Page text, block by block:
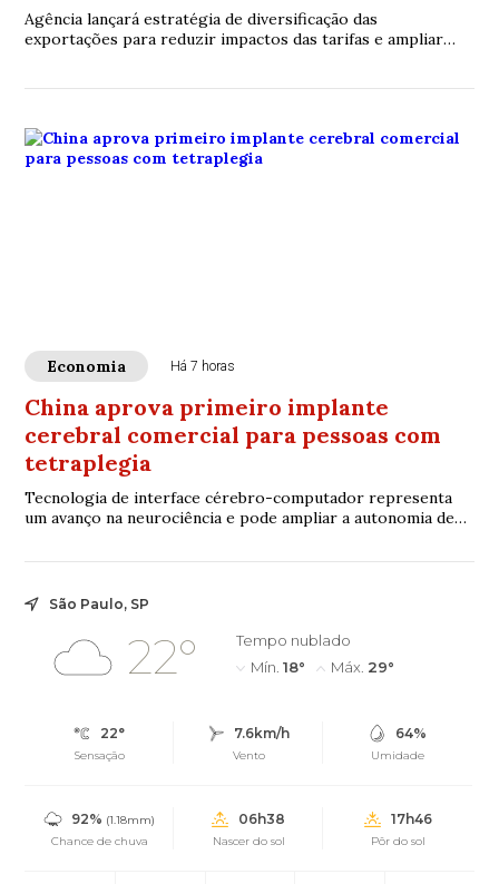
Agência lançará estratégia de diversificação das
exportações para reduzir impactos das tarifas e ampliar
Economia Há 7 horas
China aprova primeiro implante
cerebral comercial para pessoas com
tetraplegia
Tecnologia de interface cérebro-computador representa
um avanço na neurociência e pode ampliar a autonomia de
São Paulo, SP
22°
Tempo nublado
Mín. 18° Máx. 29°
22°
Sensação
7.6km/h
Vento
64%
Umidade
92% (1.18mm)
Chance de chuva
06h38
Nascer do sol
17h46
Pôr do sol